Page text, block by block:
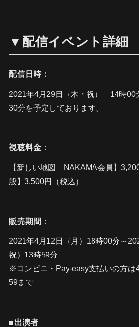
▼配信イベント詳細
配信日時：
2021年4月29日（木・祝） 14時
30分を予定しております。
視聴料金：
【新しい地図 NAKAMA会員】
般】3,500円（税込）
販売期間：
2021年4月12日（月）18時00分～
祝）13時59分
※コンビニ・Pay-easy支払いの方は
59まで
■出演者